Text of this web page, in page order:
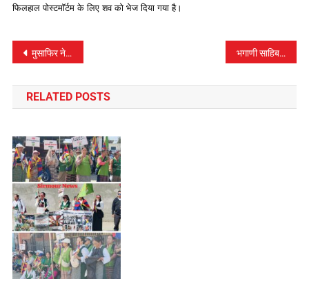
फिलहाल पोस्टमॉर्टम के लिए शव को भेज दिया गया है।
पोस्ट
नेविगेशन
मुसाफिर ने कहा प्रदेश सरकार का बजट निराशाजनक , किसानो को सबसे अधिक निराशा भगाणी साहिब से गुरुद्वारा पांवटा साहिब के लिए निकला फतेह मार्च
RELATED POSTS